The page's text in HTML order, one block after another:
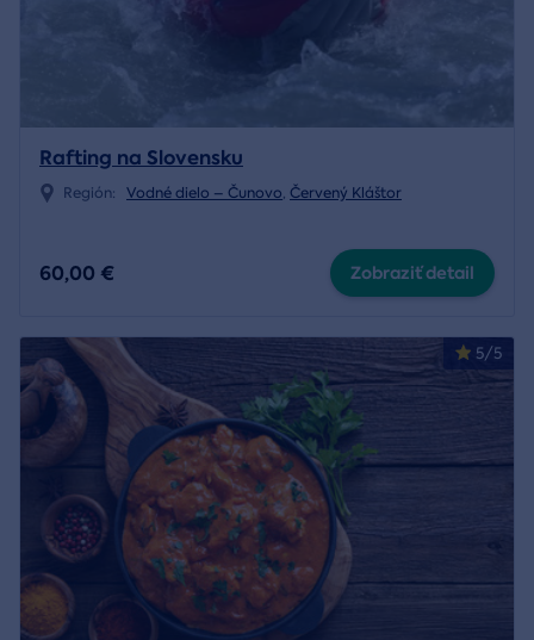
Rafting na Slovensku
Región: Vodné dielo – Čunovo, Červený Kláštor
60,00 € Zobraziť detail
5/5